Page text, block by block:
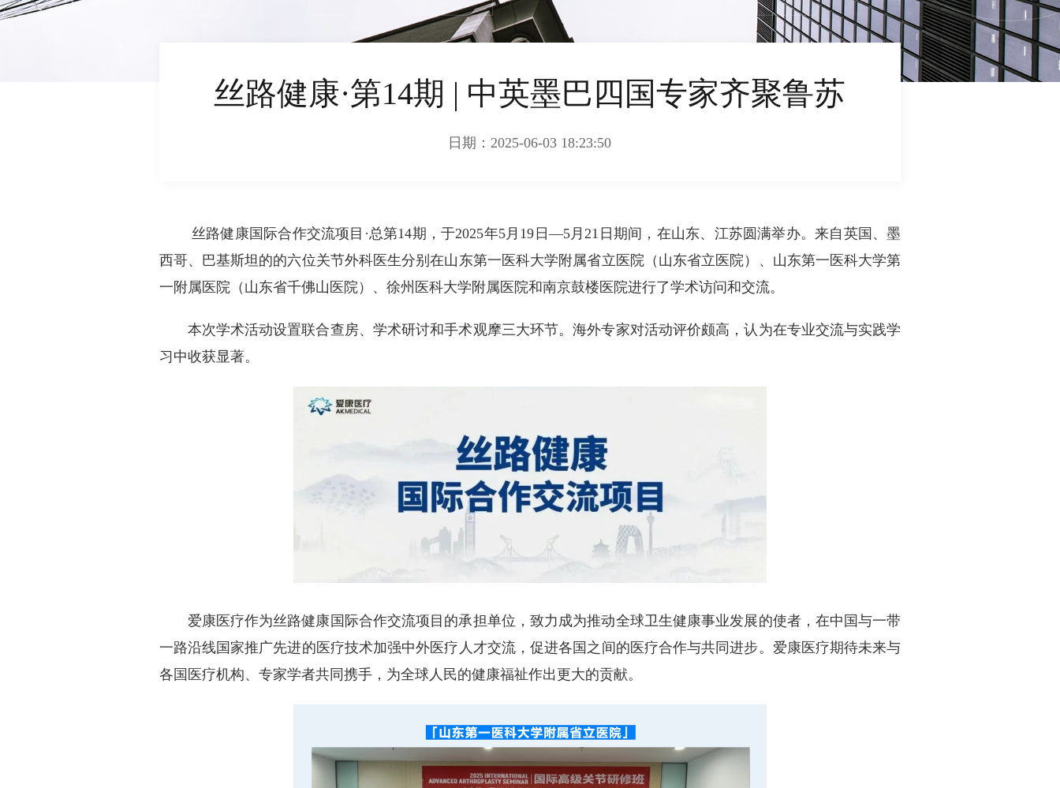
丝路健康·第14期 | 中英墨巴四国专家齐聚鲁苏
日期：2025-06-03 18:23:50
丝路健康国际合作交流项目·总第14期，于2025年5月19日—5月21日期间，在山东、江苏圆满举办。来自英国、墨
西哥、巴基斯坦的的六位关节外科医生分别在山东第一医科大学附属省立医院（山东省立医院）、山东第一医科大学第
一附属医院（山东省千佛山医院）、徐州医科大学附属医院和南京鼓楼医院进行了学术访问和交流。
本次学术活动设置联合查房、学术研讨和手术观摩三大环节。海外专家对活动评价颇高，认为在专业交流与实践学
习中收获显著。
爱康医疗作为丝路健康国际合作交流项目的承担单位，致力成为推动全球卫生健康事业发展的使者，在中国与一带
一路沿线国家推广先进的医疗技术加强中外医疗人才交流，促进各国之间的医疗合作与共同进步。爱康医疗期待未来与
各国医疗机构、专家学者共同携手，为全球人民的健康福祉作出更大的贡献。